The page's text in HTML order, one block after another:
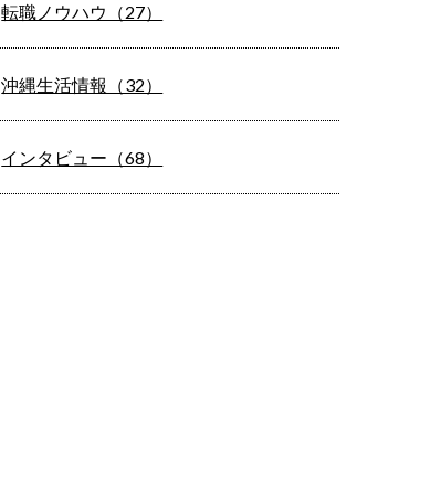
転職ノウハウ（27）
沖縄生活情報（32）
インタビュー（68）